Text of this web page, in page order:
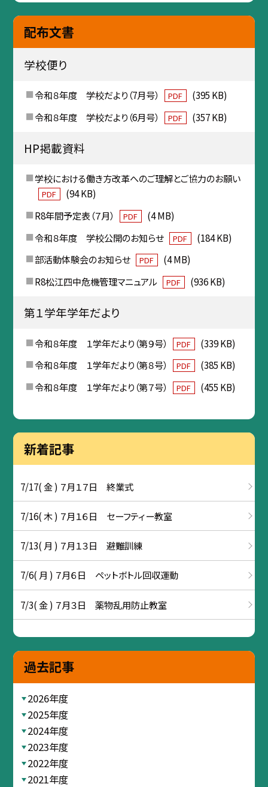
配布文書
学校便り
令和８年度 学校だより（7月号） PDF
(395 KB)
令和８年度 学校だより（6月号）
PDF (357 KB)
HP掲載資料
学校における働き方改革へのご理解とご協力のお願い
PDF
(94 KB)
R8年間予定表（７月）
PDF
(4 MB)
令和８年度 学校公開のお知らせ
PDF
(184 KB)
部活動体験会のお知らせ
PDF
(4 MB)
R8松江四中危機管理マニュアル
PDF (936 KB)
第１学年学年だより
令和８年度 １学年だより（第９号） PDF
(339 KB)
令和８年度 １学年だより（第８号）
PDF
(385 KB)
令和８年度 １学年だより（第７号）
PDF (455 KB)
新着記事
7/17( 金 ) ７月１７日 終業式
7/16( 木 ) ７月１６日 セーフティー教室
7/13( 月 ) ７月１３日 避難訓練
7/6( 月 ) ７月６日 ペットボトル回収運動
7/3( 金 ) ７月３日 薬物乱用防止教室
過去記事
2026年度
2025年度
2024年度
2023年度
2022年度
2021年度